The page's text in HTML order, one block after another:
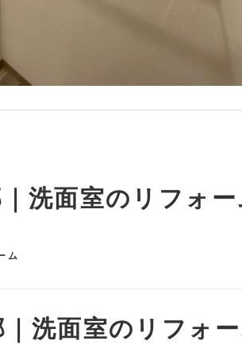
洗面室のリフォ
ム
洗面室のリフォ